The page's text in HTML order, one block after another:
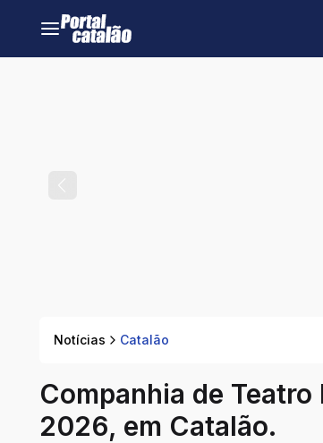
Notícias Catalão
Companhia de
2026, em Catalão.